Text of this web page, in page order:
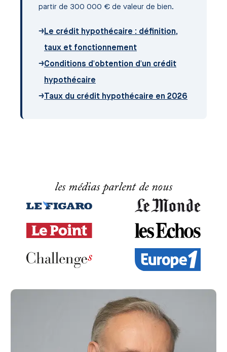
partir de 300 000 € de valeur de bien.
→Le crédit hypothécaire : définition,
taux et fonctionnement
→Conditions d'obtention d'un crédit
hypothécaire
→ Taux du crédit hypothécaire en 2026
les médias parlent de nous